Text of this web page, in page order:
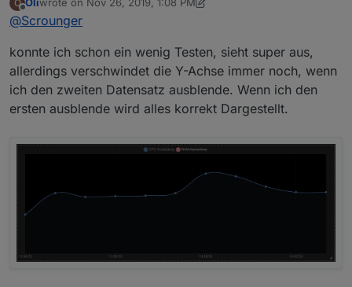
Version 0.2.7:
readonly, checkbox readonly & button toggle
readonly added
(Scrounger): Line History Chart Widget: bug
fix for hide yaxis by legend click if common
axis is set
to append text to yAxis values added
(Scrounger): Switch Widget: color options
(Scrounger): chartjs lib updated to v2.9.3
(Scrounger): round-slider: lib updated to
(Scrounger): Chart Widgets: option for
@Oli
Ist in dieser Version behoben
musst per css machen, hab keine Wurschtfinger ;)
O
Offline
Oliwrote on Nov 26, 2019, 1:08 PM
last edited by OliNov 26, 2019, 2:21 PM
@Scrounger
konnte ich schon ein wenig Testen, sieht super aus,
allerdings verschwindet die Y-Achse immer noch, wenn
ich den zweiten Datensatz ausblende. Wenn ich den
ersten ausblende wird alles korrekt Dargestellt.